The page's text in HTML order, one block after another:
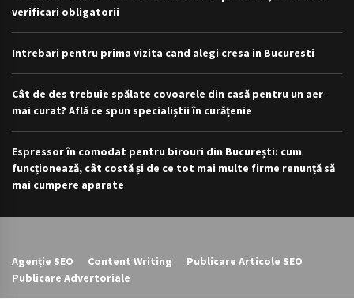
verificari obligatorii
Intrebari pentru prima vizita cand alegi cresa in Bucuresti
Cât de des trebuie spălate covoarele din casă pentru un aer
mai curat? Află ce spun specialiștii în curățenie
Espressor în comodat pentru birouri din București: cum
funcționează, cât costă și de ce tot mai multe firme renunță să
mai cumpere aparate
Agenție SEO Content Writing
Publicare Articole SEO
Publicare Advertoriale